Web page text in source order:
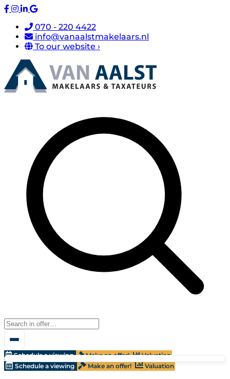
070 - 220 4422
info@vanaalstmakelaars.nl
To our website ›
Schedule a viewing Make an offer!
Valuation
Schedule a viewing
Make an offer! Valuation